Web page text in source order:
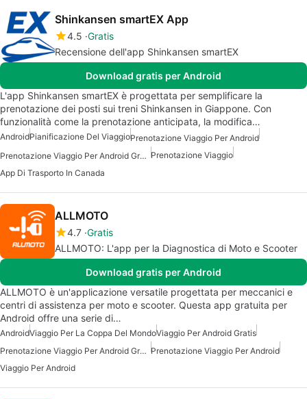
Shinkansen smartEX App
4.5 Gratis
Recensione dell'app Shinkansen smartEX
Download gratis per Android
L'app Shinkansen smartEX è progettata per semplificare la
prenotazione dei posti sui treni Shinkansen in Giappone. Con
funzionalità come la prenotazione anticipata, la modifica…
AndroidPianificazione Del ViaggioPrenotazione Viaggio Per Android
Prenotazione Viaggio Per Android Gratis Prenotazione Viaggio
App Di Trasporto In Canada
ALLMOTO
4.7 Gratis
ALLMOTO: L'app per la Diagnostica di Moto e Scooter
Download gratis per Android
ALLMOTO è un'applicazione versatile progettata per meccanici e
centri di assistenza per moto e scooter. Questa app gratuita per
Android offre una serie di…
AndroidViaggio Per La Coppa Del MondoViaggio Per Android Gratis
Prenotazione Viaggio Per Android Gratis Prenotazione Viaggio Per Android
Viaggio Per Android